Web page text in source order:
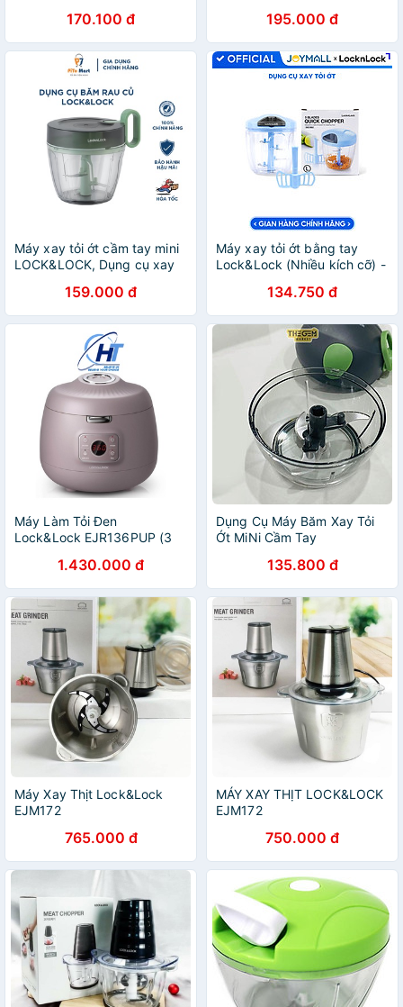
CKS312 CKS313 CKS314
P3hstore
170.100 đ 195.000 đ
Máy xay tỏi ớt cầm tay mini
LOCK&LOCK, Dụng cụ xay
Ring Pull Chopper 900ml
màu xanh lá
159.000 đ
Máy xay tỏi ớt bằng tay
Lock&Lock (Nhiều kích cỡ) -
mạnh với 3 lưỡi dao thép
không gỉ
134.750 đ
Máy Làm Tỏi Đen
Lock&Lock EJR136PUP (3
1.430.000 đ
Dụng Cụ Máy Băm Xay Tỏi
Ớt MiNi Cầm Tay
Hành, Thịt, Cá Đa Năng Làm
Đồ Ăn Dặm Cho Bé - Chính
Hãng
135.800 đ
Máy Xay Thịt Lock&Lock
EJM172
765.000 đ
MÁY XAY THỊT LOCK&LOCK
EJM172
750.000 đ